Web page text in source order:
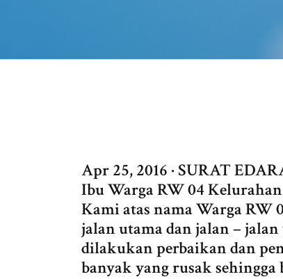
Apr 25, 2016 · SURAT
Ibu Warga RW 04
Kami atas nama Warga RW
jalan utama dan jalan –
dilakukan perbaikan dan
banyak yang rusak